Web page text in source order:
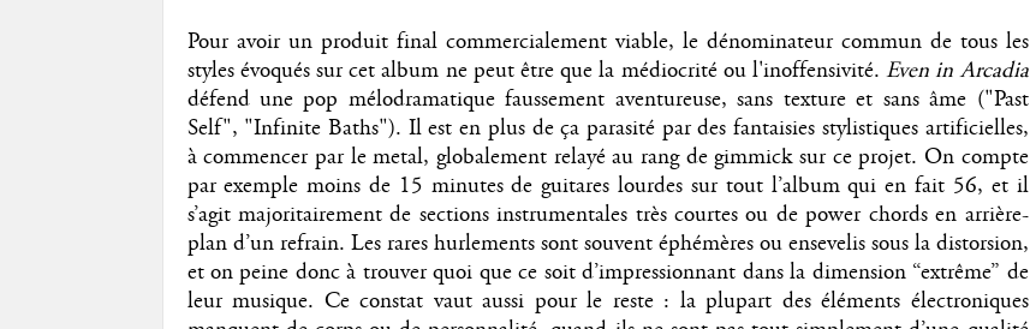
Pour avoir un produit final commercialement viable, le dénominateur commun de tous les
styles évoqués sur cet album ne peut être que la médiocrité ou l'inoffensivité.Even in Arcadia
défend une pop mélodramatique faussement aventureuse, sans texture et sans âme ("Past
Self", "Infinite Baths"). Il est en plus de ça parasité par des fantaisies stylistiques artificielles,
à commencer par le metal, globalement relayé au rang de gimmick sur ce projet. On compte
par exemple moins de 15 minutes de guitares lourdes sur tout l’album qui en fait 56, et il
s’agit majoritairement de sections instrumentales très courtes ou de power chords en arrière-
plan d’un refrain. Les rares hurlements sont souvent éphémères ou ensevelis sous la distorsion,
et on peine donc à trouver quoi que ce soit d’impressionnant dans la dimension “extrême” de
leur musique. Ce constat vaut aussi pour le reste : la plupart des éléments électroniques